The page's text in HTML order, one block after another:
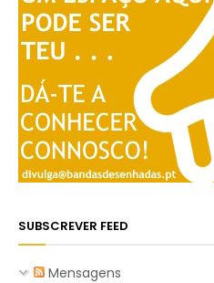
SUBSCREVER FEED
Mensagens